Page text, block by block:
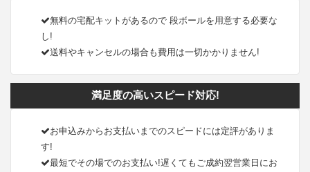
無料の宅配キットがあるので 段ボールを用意する必要な
し!
送料やキャンセルの場合も費用は一切かかりません!
満足度の高いスピード対応!
お申込みからお支払いまでのスピードには定評がありま
す!
最短でその場でのお支払い!遅くてもご成約翌営業日にお